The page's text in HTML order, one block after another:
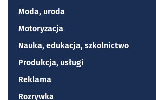
Moda, uroda
Motoryzacja
Nauka, edukacja, szkolnictwo
Produkcja, usługi
Reklama
Rozrywka